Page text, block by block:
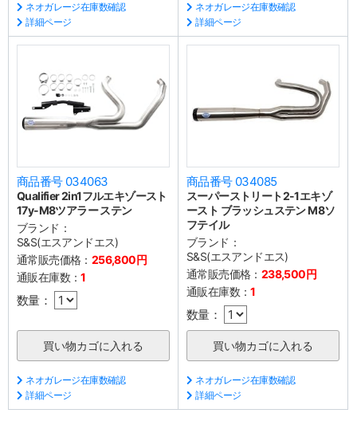
ネオガレージ在庫数確認
詳細ページ
ネオガレージ在庫数確認
詳細ページ
商品番号 034063
Qualifier 2in1フルエキゾースト
17y-M8ツアラー ステン
ブランド：
S&S(エスアンドエス)
通常販売価格： 256,800円
通販在庫数：1
数量：
ネオガレージ在庫数確認
詳細ページ
商品番号 034085
スーパーストリート2-1エキゾ
ースト ブラッシュステン M8ソ
フテイル
ブランド：
S&S(エスアンドエス)
通常販売価格： 238,500円
通販在庫数：1
数量：
ネオガレージ在庫数確認
詳細ページ